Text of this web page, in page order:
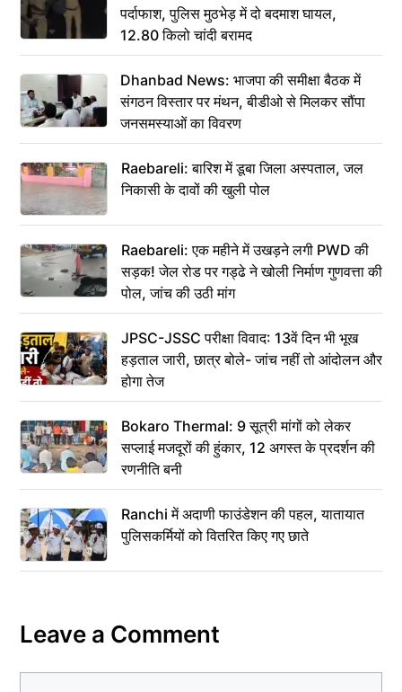
पर्दाफाश, पुलिस मुठभेड़ में दो बदमाश घायल,
12.80 किलो चांदी बरामद
Dhanbad News: भाजपा की समीक्षा बैठक में
संगठन विस्तार पर मंथन, बीडीओ से मिलकर सौंपा
जनसमस्याओं का विवरण
Raebareli: बारिश में डूबा जिला अस्पताल, जल
निकासी के दावों की खुली पोल
Raebareli: एक महीने में उखड़ने लगी PWD की
सड़क! जेल रोड पर गड्ढे ने खोली निर्माण गुणवत्ता की
पोल, जांच की उठी मांग
JPSC-JSSC परीक्षा विवाद: 13वें दिन भी भूख
हड़ताल जारी, छात्र बोले- जांच नहीं तो आंदोलन और
होगा तेज
Bokaro Thermal: 9 सूत्री मांगों को लेकर
सप्लाई मजदूरों की हुंकार, 12 अगस्त के प्रदर्शन की
रणनीति बनी
Ranchi में अदाणी फाउंडेशन की पहल, यातायात
पुलिसकर्मियों को वितरित किए गए छाते
Leave a Comment